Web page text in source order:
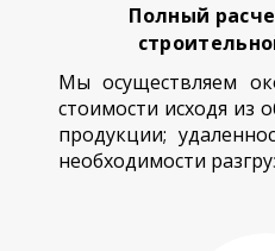
Полный
Мы осуществляем
стоимости исходя из
продукции;
необходимости